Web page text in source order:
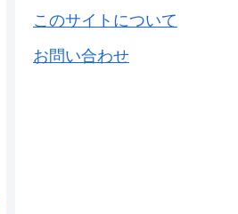
このサイトについて
お問い合わせ